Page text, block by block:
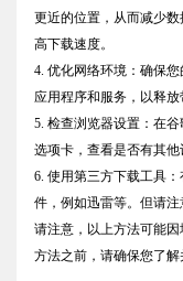
更近的位置，从而减少
高下载速度。
4. 优化网络环境：确保
应用程序和服务，以释放
5. 检查浏览器设置：在谷
选项卡，查看是否有其他
6. 使用第三方下载工具
件，例如迅雷等。但请注
请注意，以上方法可能
方法之前，请确保您了解